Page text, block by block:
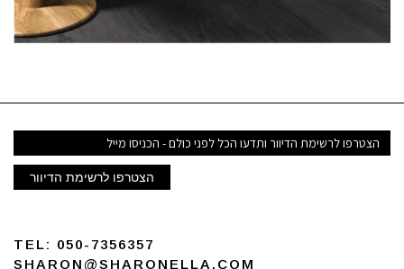
דואר
אלקטרוני
הצטרפו לרשימת הדיוור
TEL: 050-7356357
SHARON@SHARONELLA.COM